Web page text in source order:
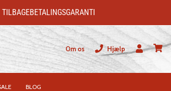
TILBAGEBETALINGSGARANTI
Om os
Hjælp
Bruger
BLOG